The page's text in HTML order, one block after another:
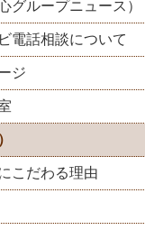
グループニュース）
電話相談について
ジ
こだわる理由